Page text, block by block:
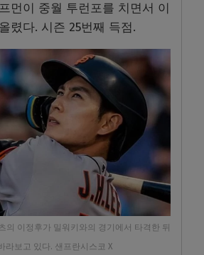
먼이 중월 투런포를 치면서 이
렸다. 시즌 25번째 득점.
의 이정후가 밀워키와의 경기에서 타격한 뒤
라보고 있다. 샌프란시스코 X